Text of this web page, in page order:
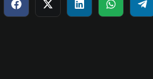
Compartir
en
Compartir
en
Compartir
en
Compartir
en en